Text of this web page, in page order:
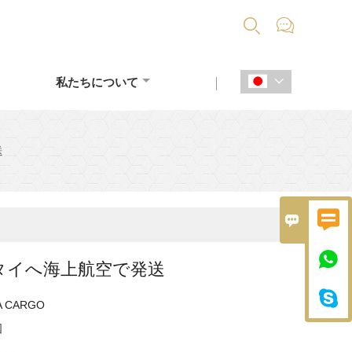
 


 
私たちについて 
イへ海上航空で発送
CARGO